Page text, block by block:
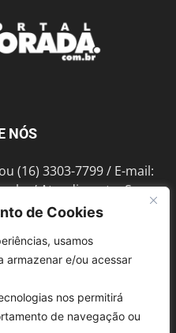
de Cookies
usamos
armazenar e/ou acessar
nos permitirá
de navegação ou
NÓS
(16) 3303-7799 / E-mail:
/ Atendimento: Seg a
Av. Bento de Abreu, 889